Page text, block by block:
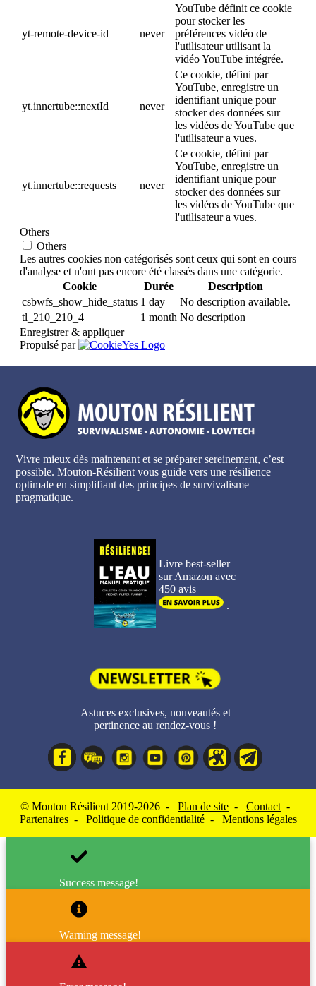
yt-remote-device-id never
YouTube définit ce cookie
pour stocker les
préférences vidéo de
l'utilisateur utilisant la
vidéo YouTube intégrée.
yt.innertube::nextId never
Ce cookie, défini par
YouTube, enregistre un
identifiant unique pour
stocker des données sur
les vidéos de YouTube que
l'utilisateur a vues.
yt.innertube::requests never
Ce cookie, défini par
YouTube, enregistre un
identifiant unique pour
stocker des données sur
les vidéos de YouTube que
l'utilisateur a vues.
Others
Others
Les autres cookies non catégorisés sont ceux qui sont en cours
d'analyse et n'ont pas encore été classés dans une catégorie.
Cookie
Durée
Description
csbwfs_show_hide_status 1 day
No description available.
tl_210_210_4
1 month No description
Enregistrer & appliquer
Propulsé par
Vivre mieux dès maintenant et se préparer sereinement, c’est
possible. Mouton-Résilient vous guide vers une résilience
optimale en simplifiant des principes de survivalisme
pragmatique.
Livre best-seller
sur Amazon avec
450 avis
.
Astuces exclusives, nouveautés et
pertinence au rendez-vous !
© Mouton Résilient 2019-2026 - Plan de site - Contact -
Partenaires- Politique de confidentialité- Mentions légales
Success message!
Warning message!